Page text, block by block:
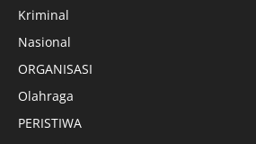
Kriminal
Nasional
ORGANISASI
Olahraga
PERISTIWA